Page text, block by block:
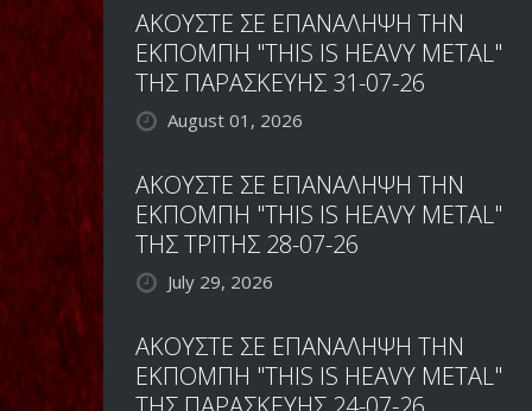
ΑΚΟΥΣΤΕ ΣΕ ΕΠΑΝΑΛΗΨΗ ΤΗΝ
ΕΚΠΟΜΠΗ "THIS IS HEAVY METAL"
ΤΗΣ ΠΑΡΑΣΚΕΥΗΣ 31-07-26
August 01, 2026
ΑΚΟΥΣΤΕ ΣΕ ΕΠΑΝΑΛΗΨΗ ΤΗΝ
ΕΚΠΟΜΠΗ "THIS IS HEAVY METAL"
ΤΗΣ ΤΡΙΤΗΣ 28-07-26
July 29, 2026
ΑΚΟΥΣΤΕ ΣΕ ΕΠΑΝΑΛΗΨΗ ΤΗΝ
ΕΚΠΟΜΠΗ "THIS IS HEAVY METAL"